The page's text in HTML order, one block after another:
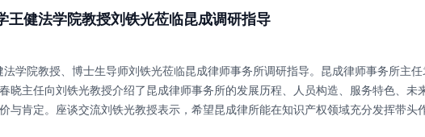
王健法学院教授刘铁光莅临昆成调研指导
学院教授、博士生导师刘铁光莅临昆成律师事务所调研指导。昆成律师事务所主
晓主任向刘铁光教授介绍了昆成律师事务所的发展历程、人员构造、服务特色、未
与肯定。座谈交流刘铁光教授表示，希望昆成律所能在知识产权领域充分发挥带头